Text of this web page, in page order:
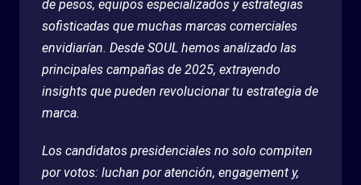
de pesos, equipos especializados y estrategias
sofisticadas que muchas marcas comerciales
envidiarían. Desde SOUL hemos analizado las
principales campañas de 2025, extrayendo
insights que pueden revolucionar tu estrategia de
marca.
Los candidatos presidenciales no solo compiten
por votos: luchan por atención, engagement y,